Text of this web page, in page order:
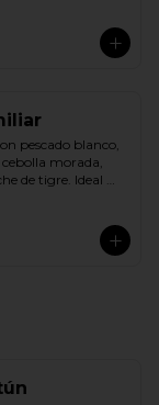
pescado blanco,
morada,
de tigre. Ideal